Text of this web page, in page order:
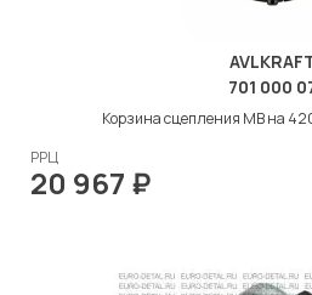
701 000
Корзина сцепления МВ на
РРЦ
20 967 ₽